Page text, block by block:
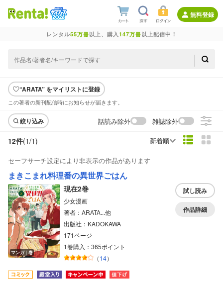
無料登録
レンタル55万冊以上、購入147万冊以上配信中！
“ARATA” をマイリストに登録
この著者の新刊配信時にお知らせが届きます。
絞り込み 話読み除外 雑誌除外
12件(1/1) 新着順
セーフサーチ設定により非表示の作品があります
まきこまれ料理番の異世界ごはん
マンガ｜巻
現在2巻
少女漫画
著者：ARATA...他
出版社：KADOKAWA
171ページ
1巻購入：365ポイント
（14）
試し読み
作品詳細